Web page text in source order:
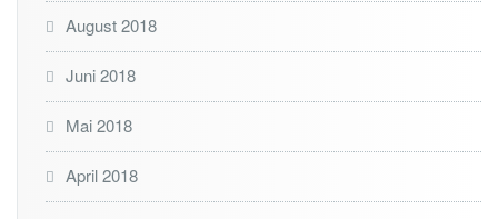
August 2018
Juni 2018
Mai 2018
April 2018